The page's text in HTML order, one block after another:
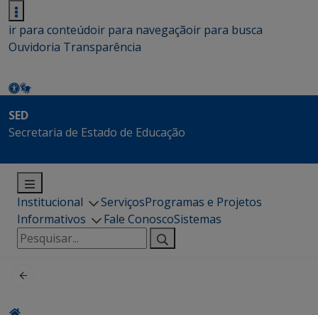
ir para conteúdoir para navegaçãoir para busca
Ouvidoria Transparência
SED
Secretaria de Estado de Educação
Institucional ServiçosProgramas e Projetos
Informativos
Fale ConoscoSistemas
Pesquisar
por: